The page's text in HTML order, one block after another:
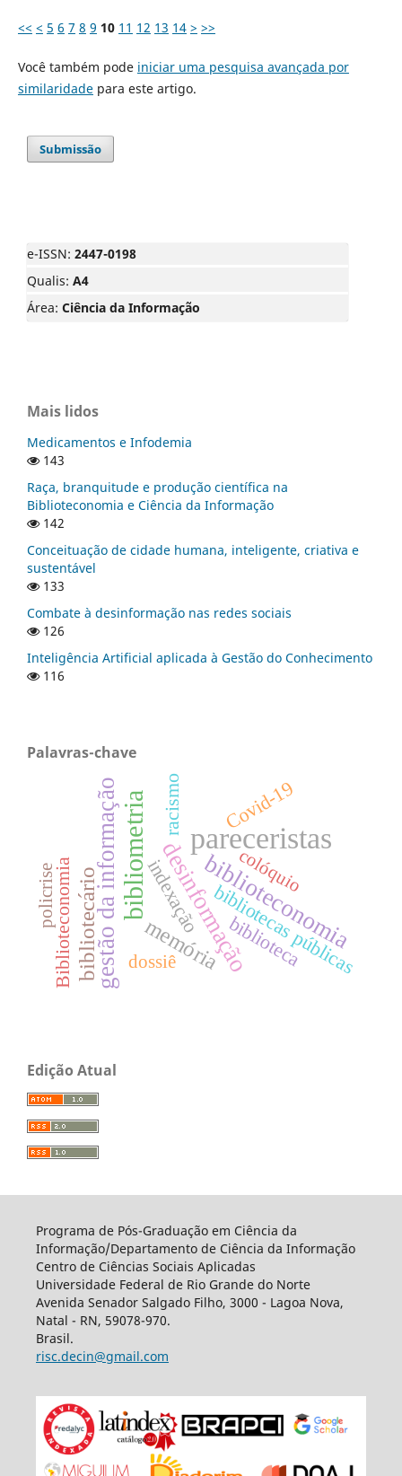
<< < 5 6 7 8 9 10 11 12 13 14 > >>
Você também pode iniciar uma pesquisa avançada por
similaridadepara este artigo.
Submissão
e-ISSN: 2447-0198
Qualis: A4
Área: Ciência da Informação
Mais lidos
Medicamentos e Infodemia
143
Raça, branquitude e produção científica na
Biblioteconomia e Ciência da Informação
142
Conceituação de cidade humana, inteligente, criativa e
sustentável
133
Combate à desinformação nas redes sociais
126
Inteligência Artificial aplicada à Gestão do Conhecimento
116
Palavras-chave
pareceristas
bibliometriadesinformação
biblioteconomia
gestão da informação
bibliotecário memória
Biblioteconomia bibliotecas públicas
racismo
biblioteca
indexação
Covid-19
dossiê
policrise colóquio
Edição Atual
Programa de Pós-Graduação em Ciência da
Informação/Departamento de Ciência da Informação
Centro de Ciências Sociais Aplicadas
Universidade Federal de Rio Grande do Norte
Avenida Senador Salgado Filho, 3000 - Lagoa Nova,
Natal - RN, 59078-970.
Brasil.
risc.decin@gmail.com